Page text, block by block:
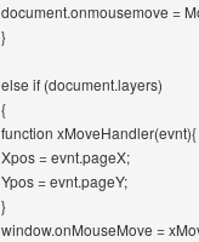
document.onmousemove =
}
else if (document.layers)
{
function xMoveHandler(evnt){
Xpos = evnt.pageX;
Ypos = evnt.pageY;
}
window.onMouseMove =